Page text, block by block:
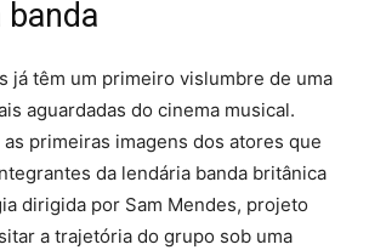
já têm um primeiro vislumbre de uma
aguardadas do cinema musical.
as primeiras imagens dos atores que
da lendária banda britânica
dirigida por Sam Mendes, projeto
a trajetória do grupo sob uma